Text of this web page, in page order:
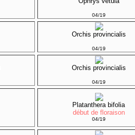
04/19
Orchis provincialis
04/19
Orchis provincialis
04/19
Platanthera bifolia
début de floraison
04/19